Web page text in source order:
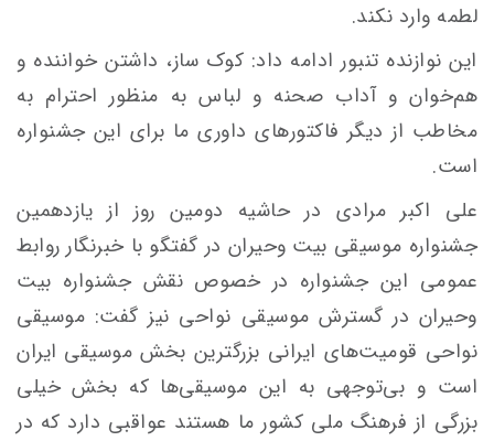
لطمه وارد نکند.
این نوازنده تنبور ادامه داد: کوک ساز، داشتن خواننده و
هم‌خوان و آداب صحنه و لباس به منظور احترام به
مخاطب از دیگر فاکتورهای داوری ما برای این جشنواره
است.
علی اکبر مرادی در حاشیه دومین روز از یازدهمین
جشنواره موسیقی بیت وحیران در گفتگو با خبرنگار روابط
عمومی این جشنواره در خصوص نقش جشنواره بیت
وحیران در گسترش موسیقی نواحی نیز گفت: موسیقی
نواحی قومیت‌های ایرانی بزرگترین بخش موسیقی ایران
است و بی‌توجهی به این موسیقی‌ها که بخش خیلی
بزرگی از فرهنگ ملی کشور ما هستند عواقبی دارد که در